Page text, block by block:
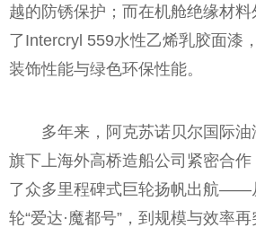
越的防锈保护；而在机舱绝缘材料
了Intercryl 559水性乙烯乳胶面漆
装饰性能与绿色环保性能。
多年来，阿克苏诺贝尔国际
旗下上海外高桥造船公司紧密合
了众多里程碑式巨轮扬帆出航——
轮“爱达·魔都号”，到规模与效率